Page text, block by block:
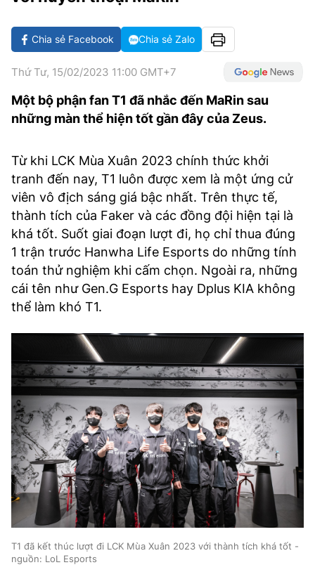
GOLF
CÁC CÚP CHÂU ÂU
BẢNG XẾP HẠNG
VĂN HÓA
GIẢI TRÍ
DIỄN ĐÀN
CÔNG NGHIỆP VĂN HÓA
NHỊP ĐẬP SỨC KHỎE
X-QUANG TIN ĐỒN
VIẾT LẠI ƯỚC MƠ
GIẢI TRÍ
PHIM
ÂM NHẠC
DU LỊCH
TIN TỨC
ẢNH
ẨM THỰC
TƯ VẤN
THẾ GIỚI SAO
HIGHTECH
TIÊU ĐIỂM - SPOTLIGHT
BẠN CẦN BIẾT
INFOGRAPHIC
E-MAGAZINE
ẢNH
BÁO GIẤY
BÙI XUÂN PHÁI
TIỆN ÍCH
LIÊN HỆ QUẢNG CÁO
Hotline: 0981.119.189
Điện thoại: 024.38254756
MẠNG XÃ HỘI
Chia sẻ Facebook Chia sẻ Zalo
Thứ Tư, 15/02/2023 11:00 GMT+7
Một bộ phận fan T1 đã nhắc đến MaRin sau
những màn thể hiện tốt gần đây của Zeus.
Từ khi LCK Mùa Xuân 2023 chính thức khởi
tranh đến nay, T1 luôn được xem là một ứng cử
viên vô địch sáng giá bậc nhất. Trên thực tế,
thành tích của Faker và các đồng đội hiện tại là
khá tốt. Suốt giai đoạn lượt đi, họ chỉ thua đúng
1 trận trước Hanwha Life Esports do những tính
toán thử nghiệm khi cấm chọn. Ngoài ra, những
cái tên như Gen.G Esports hay Dplus KIA không
thể làm khó T1.
T1 đã kết thúc lượt đi LCK Mùa Xuân 2023 với thành tích khá tốt -
nguồn: LoL Esports